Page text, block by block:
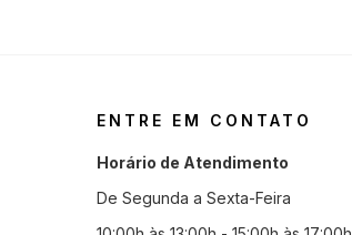
ENTRE EM CONTATO
Horário de Atendimento
De Segunda a Sexta-Feira